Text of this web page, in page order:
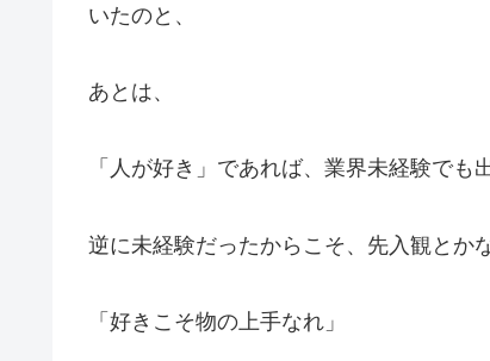
いたのと、
あとは、
「人が好き」であれば、業界未経験でも
逆に未経験だったからこそ、先入観とか
「好きこそ物の上手なれ」